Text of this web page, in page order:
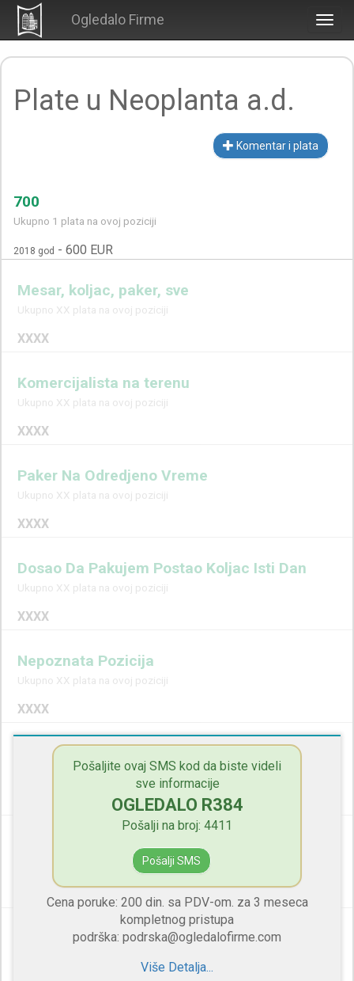
Ogledalo Firme
Plate u Neoplanta a.d.
Komentar i plata
700
Ukupno 1 plata na ovoj poziciji
2018 god - 600 EUR
Pošaljite ovaj SMS kod da biste videli
sve informacije
OGLEDALO R384
Pošalji na broj: 4411
Pošalji SMS
Cena poruke: 200 din. sa PDV-om. za 3 meseca
kompletnog pristupa
podrška: podrska@ogledalofirme.com
Više Detalja...
Mesar, koljac, paker, sve
Ukupno XX plata na ovoj poziciji
XXXX
Komercijalista na terenu
Ukupno XX plata na ovoj poziciji
XXXX
Paker Na Odredjeno Vreme
Ukupno XX plata na ovoj poziciji
XXXX
Dosao Da Pakujem Postao Koljac Isti Dan
Ukupno XX plata na ovoj poziciji
XXXX
Nepoznata Pozicija
Ukupno XX plata na ovoj poziciji
XXXX
Radnik Na Pakovanju
Ukupno XX plata na ovoj poziciji
Grupovodja Na Punjenju
Ukupno XX plata na ovoj poziciji
XXXX
Fizikalac